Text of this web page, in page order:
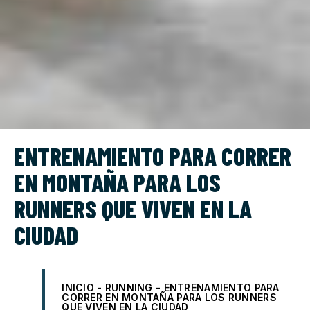
ENTRENAMIENTO PARA CORRER
EN MONTAÑA PARA LOS
RUNNERS QUE VIVEN EN LA
CIUDAD
INICIO - RUNNING - ENTRENAMIENTO PARA
CORRER EN MONTAÑA PARA LOS RUNNERS
QUE VIVEN EN LA CIUDAD